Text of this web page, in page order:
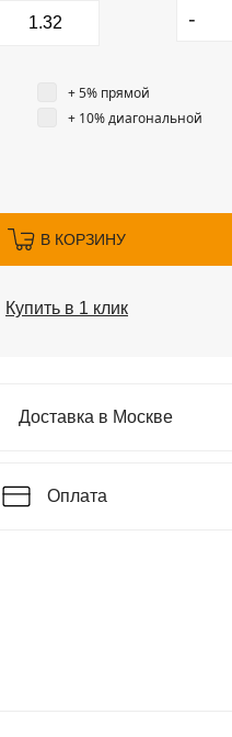
-
+ 5% прямой
+ 10% диагональной
В КОРЗИНУ
Купить в 1 клик
Доставка в Москве
Оплата